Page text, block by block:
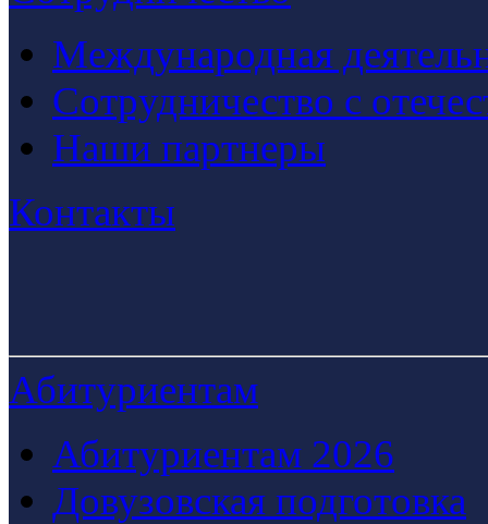
Международная
Сотрудничество с
Наши партнеры
Контакты
Абитуриентам
Абитуриентам 2026
Довузовская подготовка